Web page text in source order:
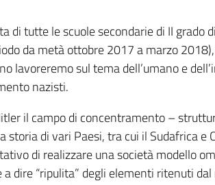
di tutte le scuole secondarie di II grado
da metà ottobre 2017 a marzo
lavoreremo sul tema dell’umano e
nazisti.
il campo di concentramento –
storia di vari Paesi, tra cui il Sudafrica e
di realizzare una società modello
dire “ripulita” degli elementi ritenuti